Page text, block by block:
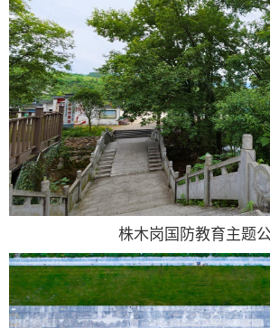
株木岗国防教育主题